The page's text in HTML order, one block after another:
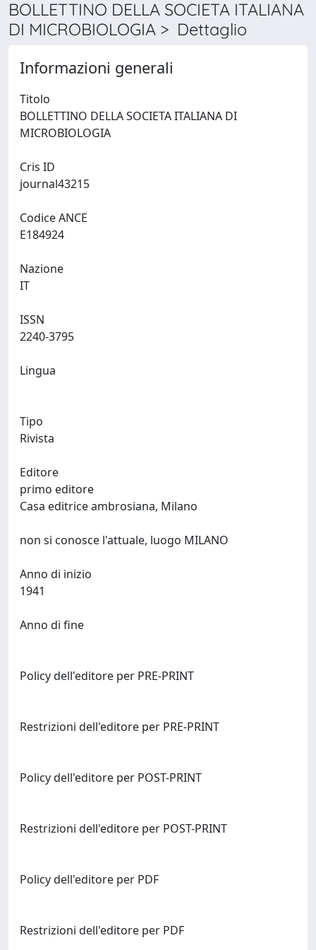
BOLLETTINO DELLA SOCIETA ITALIANA
DI MICROBIOLOGIA > Dettaglio
Informazioni generali
Titolo
BOLLETTINO DELLA SOCIETA ITALIANA DI
Cris ID
Codice ANCE
Nazione
ISSN
Lingua
Tipo
Rivista
Editore
primo editore
Casa editrice ambrosiana, Milano
Anno di inizio
Anno di fine
Policy dell'editore per PRE-PRINT
Restrizioni dell'editore per PRE-PRINT
Policy dell'editore per POST-PRINT
Restrizioni dell'editore per POST-PRINT
Policy dell'editore per PDF
Restrizioni dell'editore per PDF